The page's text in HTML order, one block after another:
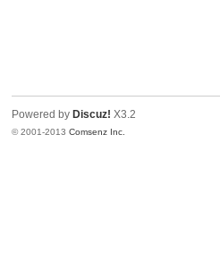
Powered by Discuz! X3.2
© 2001-2013Comsenz Inc.